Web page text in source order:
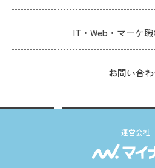
IT・Web・マーケ
お問い合
運営会社